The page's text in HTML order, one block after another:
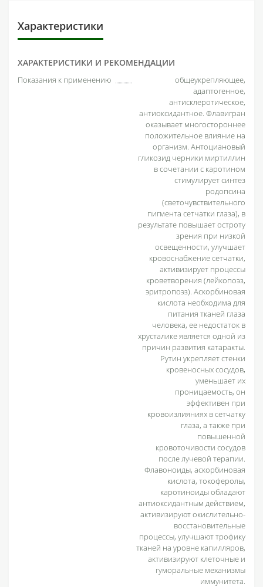
Характеристики
ХАРАКТЕРИСТИКИ И РЕКОМЕНДАЦИИ
Показания к применению
общеукрепляющее,
адаптогенное,
антисклеротическое,
антиоксидантное. Флавигран
оказывает многостороннее
положительное влияние на
организм. Антоциановый
гликозид черники миртиллин
в сочетании с каротином
стимулирует синтез
родопсина
(светочувствительного
пигмента сетчатки глаза), в
результате повышает остроту
зрения при низкой
освещенности, улучшает
кровоснабжение сетчатки,
активизирует процессы
кроветворения (лейкопоэз,
эритропоэз). Аскорбиновая
кислота необходима для
питания тканей глаза
человека, ее недостаток в
хрусталике является одной из
причин развития катаракты.
Рутин укрепляет стенки
кровеносных сосудов,
уменьшает их
проницаемость, он
эффективен при
кровоизлияниях в сетчатку
глаза, а также при
повышенной
кровоточивости сосудов
после лучевой терапии.
Флавоноиды, аскорбиновая
кислота, токоферолы,
каротиноиды обладают
антиоксидантным действием,
активизируют окислительно-
восстановительные
процессы, улучшают трофику
тканей на уровне капилляров,
активизируют клеточные и
гуморальные механизмы
иммунитета.